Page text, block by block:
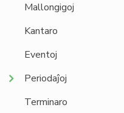
Mallongigoj
Kantaro
Eventoj
Periodaĵoj
Terminaro